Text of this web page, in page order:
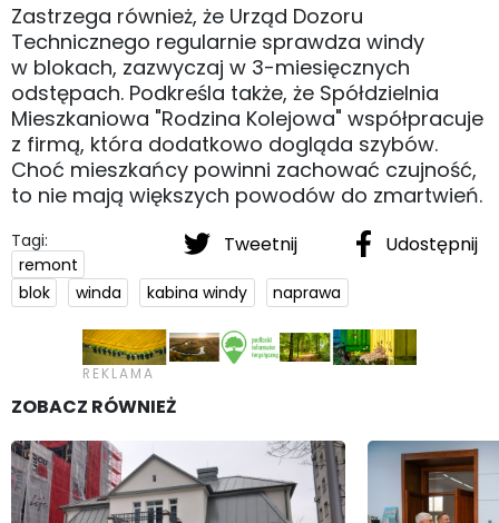
Zastrzega również, że Urząd Dozoru
Technicznego regularnie sprawdza windy
w blokach, zazwyczaj w 3-miesięcznych
odstępach. Podkreśla także, że Spółdzielnia
Mieszkaniowa "Rodzina Kolejowa" współpracuje
z firmą, która dodatkowo dogląda szybów.
Choć mieszkańcy powinni zachować czujność,
to nie mają większych powodów do zmartwień.
Tweetnij Udostępnij
Tagi:
remont
blok
winda kabina windy naprawa
ZOBACZ RÓWNIEŻ